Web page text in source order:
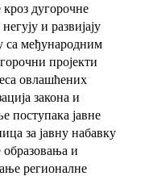
дугорочне
и развијају
са међународним
пројекти
овлашћених
закона и
поступака јавне
за јавну набавку
и
регионалне